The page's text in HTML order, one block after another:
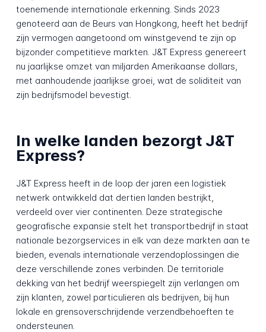
toenemende internationale erkenning. Sinds 2023
genoteerd aan de Beurs van Hongkong, heeft het bedrijf
zijn vermogen aangetoond om winstgevend te zijn op
bijzonder competitieve markten. J&T Express genereert
nu jaarlijkse omzet van miljarden Amerikaanse dollars,
met aanhoudende jaarlijkse groei, wat de soliditeit van
zijn bedrijfsmodel bevestigt.
In welke landen bezorgt J&T
Express?
J&T Express heeft in de loop der jaren een logistiek
netwerk ontwikkeld dat dertien landen bestrijkt,
verdeeld over vier continenten. Deze strategische
geografische expansie stelt het transportbedrijf in staat
nationale bezorgservices in elk van deze markten aan te
bieden, evenals internationale verzendoplossingen die
deze verschillende zones verbinden. De territoriale
dekking van het bedrijf weerspiegelt zijn verlangen om
zijn klanten, zowel particulieren als bedrijven, bij hun
lokale en grensoverschrijdende verzendbehoeften te
ondersteunen.